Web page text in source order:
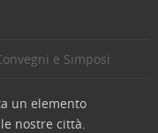
e Simposi
un elemento
nostre città.